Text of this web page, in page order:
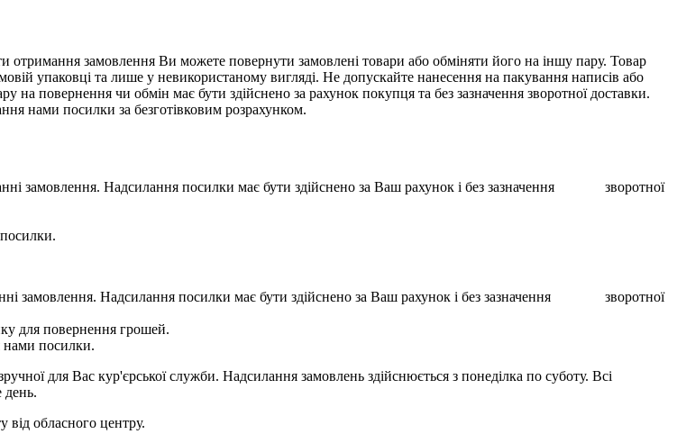
отримання замовлення Ви можете повернути замовлені товари або обміняти його на іншу пару. Товар
упаковці та лише у невикористаному вигляді. Не допускайте нанесення на пакування написів або
повернення чи обмін має бути здійснено за рахунок покупця та без зазначення зворотної доставки.
нами посилки за безготівковим розрахунком.
замовлення. Надсилання посилки має бути здійснено за Ваш рахунок і без зазначення зворотної
замовлення. Надсилання посилки має бути здійснено за Ваш рахунок і без зазначення зворотної
для повернення грошей.
нами посилки.
для Вас кур'єрської служби. Надсилання замовлень здійснюється з понеділка по суботу. Всі
день.
від обласного центру.